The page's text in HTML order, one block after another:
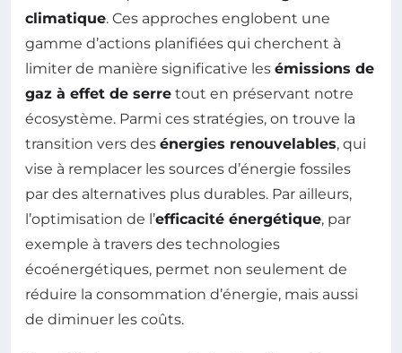
climatique. Ces approches englobent une
gamme d’actions planifiées qui cherchent à
limiter de manière significative les émissions de
gaz à effet de serre tout en préservant notre
écosystème. Parmi ces stratégies, on trouve la
transition vers des énergies renouvelables, qui
vise à remplacer les sources d’énergie fossiles
par des alternatives plus durables. Par ailleurs,
l’optimisation de l’efficacité énergétique, par
exemple à travers des technologies
écoénergétiques, permet non seulement de
réduire la consommation d’énergie, mais aussi
de diminuer les coûts.